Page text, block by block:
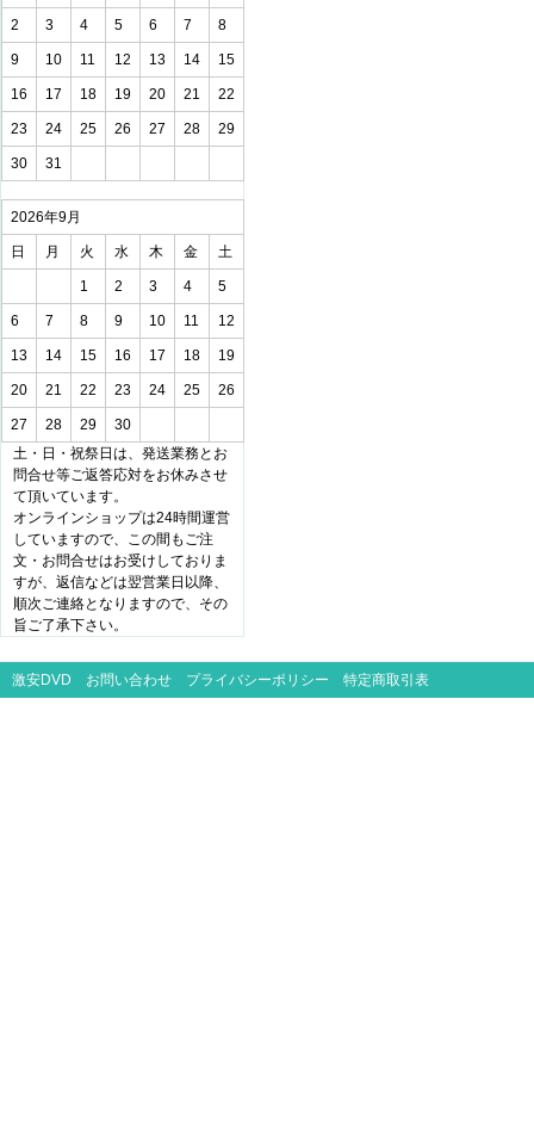
2 3 4 5 6 7 8
9 10 11 12 13 14 15
16 17 18 19 20 21 22
23 24 25 26 27 28 29
30 31
2026年9月
日 月 火 水 木 金 土
1 2 3 4 5
6 7 8 9 10 11 12
13 14 15 16 17 18 19
20 21 22 23 24 25 26
27 28 29
30
土・日・祝祭日は、発送業務とお
問合せ等ご返答応対をお休みさせ
て頂いています。
オンラインショップは24時間運営
していますので、この間もご注
文・お問合せはお受けしておりま
すが、返信などは翌営業日以降、
順次ご連絡となりますので、その
旨ご了承下さい。
激安DVD お問い合わせ プライバシーポリシー 特定商取引表